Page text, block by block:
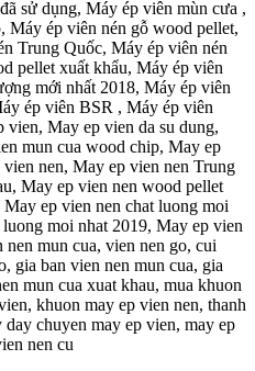
sử dụng, Máy ép viên mùn cưa ,
Máy ép viên nén gỗ wood pellet,
Trung Quốc, Máy ép viên nén
pellet xuất khẩu, Máy ép viên
mới nhất 2018, Máy ép viên
ép viên BSR , Máy ép viên
May ep vien da su dung,
mun cua wood chip, May ep
nen, May ep vien nen Trung
May ep vien nen wood pellet
ep vien nen chat luong moi
moi nhat 2019, May ep vien
mun cua, vien nen go, cui
gia ban vien nen mun cua, gia
mun cua xuat khau, mua khuon
khuon may ep vien nen, thanh
chuyen may ep vien, may ep
nen cu